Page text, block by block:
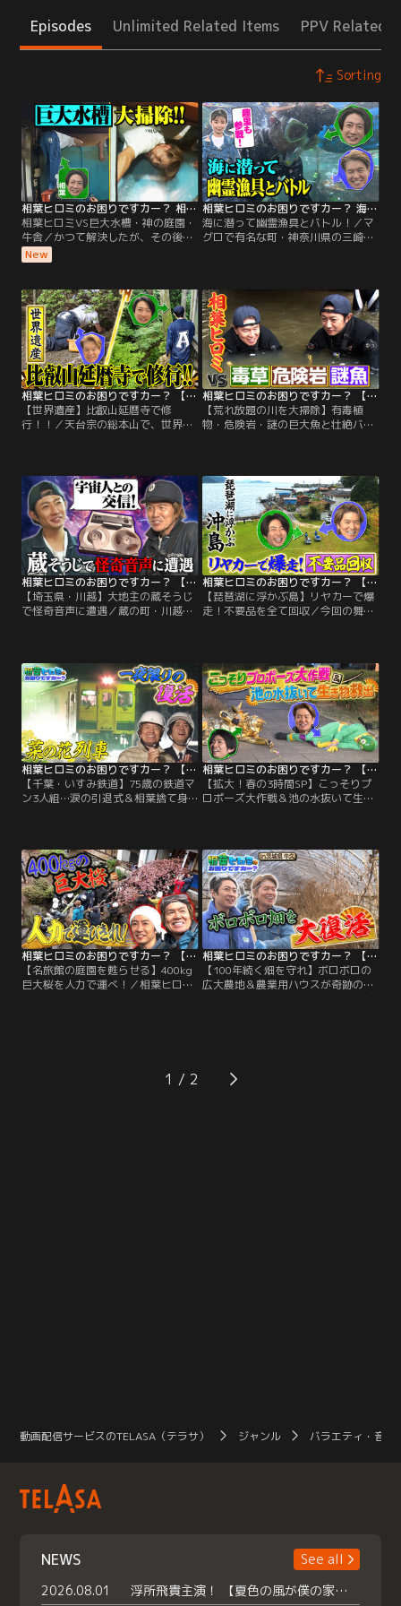
Episodes Unlimited Related Items PPV Related
Sorting
相葉ヒロミのお困りですカー？ 相葉ヒロミVS巨大水槽・神の庭園・牛舎
相葉ヒロミVS巨大水槽・神の庭園・
牛舎／かつて解決したが、その後が
心配なお困りごとに突撃訪問。 する
と新たなお困りごとが勃発してい
園 草ボーボーだった庭園を大掃除し
て生まれ変わらせたのだが 新たなお
困りごとが！ 放っておけない相葉ヒ
ロミが再び立ち上がる！
New
相葉ヒロミのお困りですカー？ 海に潜って幽霊漁具とバトル！
海に潜って幽霊漁具とバトル！／マ
グロで有名な町・神奈川県の三崎で
以上海に放置された“生けす”を大掃
除！ 2人が海に潜ると そこには藻や
貝がビッシリと張りついた生けす
が…。 2人は何度も水に潜って、汚
れをひたすら手作業で落とす。
相葉ヒロミのお困りですカー？ 【世界遺産】比叡山延暦寺で修行！！
【世界遺産】比叡山延暦寺で修
行！！／天台宗の総本山で、世界遺
除して甦らせる！砂利を一掃し苔を
張り替え、新たにモミジを植え 苔と
石で造る島「相葉アイランド」も！
■崩れた石垣を積み直す 2人をサポ
ートするのは…。
相葉ヒロミのお困りですカー？ 【荒れ放題の川を大掃除】有毒植物・危険岩・謎の巨大魚と壮絶バトル
【荒れ放題の川を大掃除】有毒植
物・危険岩・謎の巨大魚と壮絶バト
で相葉ヒロミが船に乗って川の大掃
除！しかし生えているのはただの雑
草ではなく 触ると危険な外来植物な
ど、厄介な植物ばかり！さらに川底
にある巨大な岩が、観光船の船底に
ぶつかり危険な状態だという。
相葉ヒロミのお困りですカー？ 【埼玉県・川越】大地主の蔵そうじで怪奇音声に遭遇
【埼玉県・川越】大地主の蔵そうじ
で怪奇音声に遭遇／蔵の町・川越で
か困っている」というもの。そこで
相葉ヒロミが蔵を大掃除！大量の中
身を全部出す！大地主だった先祖が
建てたという蔵の中からは 昭和レト
ロなおもちゃ・アンティークなど価
値がありそうなお宝が続々！
相葉ヒロミのお困りですカー？ 【琵琶湖に浮かぶ島】リヤカーで爆走！不要品を全て回収
【琵琶湖に浮かぶ島】リヤカーで爆
走！不要品を全て回収／今回の舞台
が、島だから捨てるのも大変で困っ
ている」というお困り事が。そこで
相葉ヒロミは、島中の不要品を全て
回収！道が狭くて車が1台もないこ
の島で 不要品を運搬するのはリヤカ
ー！
相葉ヒロミのお困りですカー？ 【千葉・いすみ鉄道】75歳の鉄道マン3人組…涙の引退式＆相葉捨て身のドッキリ大作戦
【千葉・いすみ鉄道】75歳の鉄道マ
ン3人組…涙の引退式＆相葉捨て身
に 相葉ヒロミが鉄道社員と協力して
送別会を開催！3人が一度は食べて
みたかったという「レストラン列
車」の 実際の料理を再現！観光名所
を作りたかったという3人のために
相葉が駅舎の一部を大改造！
相葉ヒロミのお困りですカー？ 【拡大！春の3時間SP】こっそりプロポーズ大作戦＆池の水抜いて生き物救出
【拡大！春の3時間SP】こっそりプ
ロポーズ大作戦＆池の水抜いて生き
題！池は泥で濁りまくり！相葉ヒロ
ミが2日間かけて大掃除！すると、
巨大生物“ヌシ”が現れ 全く見えてい
なかった“幻の滝”まで姿を現した。
さらに相葉のアイデアで、生き物の
ための“浮島”を作る！
相葉ヒロミのお困りですカー？ 【名旅館の庭園を甦らせる】400kg巨大桜を人力で運べ！
【名旅館の庭園を甦らせる】400kg
巨大桜を人力で運べ！／相葉ヒロミ
して甦らせるため、相葉ヒロミが立
ち上がる！ボーボーの草木を刈りま
相葉ヒロミのお困りですカー？ 【100年続く畑を守れ】ボロボロの広大農地＆農業用ハウスが奇跡の復活
【100年続く畑を守れ】ボロボロの
広大農地＆農業用ハウスが奇跡の復
を復活させて地元の子ども達が農業
体験も楽しめる場所にしたい」とい
1
動画配信サービスのTELASA（テラサ） ジャンル バラエティ・音楽
NEWS
See all
2026.08.01
浮所飛貴主演！ 【夏色の風が僕の家にやってきた】 本日よりテラサで独占配信スタート！